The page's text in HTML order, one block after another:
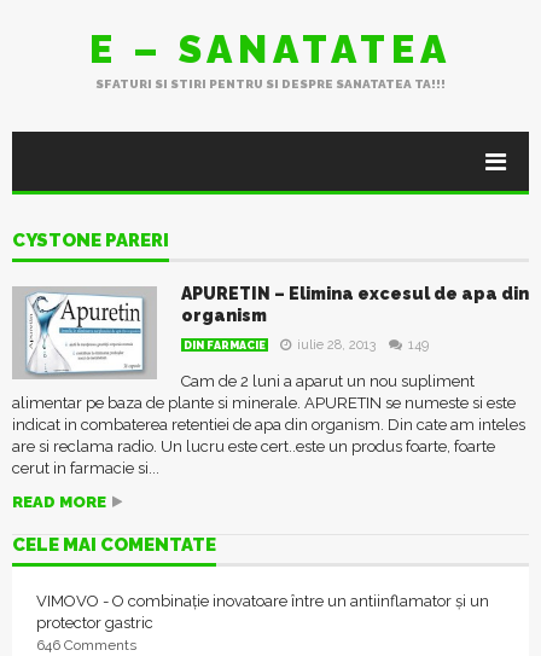
E – SANATATEA
SFATURI SI STIRI PENTRU SI DESPRE SANATATEA TA!!!
CYSTONE PARERI
APURETIN – Elimina excesul de apa din
organism
DIN FARMACIE iulie 28, 2013 149
Cam de 2 luni a aparut un nou supliment
alimentar pe baza de plante si minerale. APURETIN se numeste si este
indicat in combaterea retentiei de apa din organism. Din cate am inteles
are si reclama radio. Un lucru este cert..este un produs foarte, foarte
cerut in farmacie si...
READ MORE
CELE MAI COMENTATE
VIMOVO - O combinație inovatoare între un antiinflamator și un
protector gastric
646 Comments